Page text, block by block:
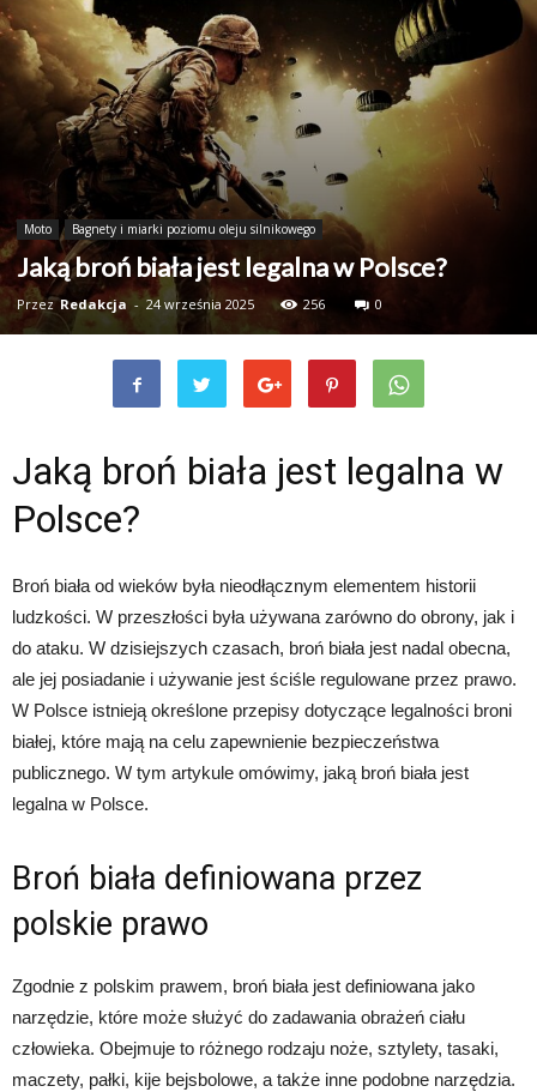
Moto Bagnety i miarki poziomu oleju silnikowego
Jaką broń biała jest legalna w Polsce?
Przez Redakcja - 24 września 2025 256 0
Jaką broń biała jest legalna w
Polsce?
Broń biała od wieków była nieodłącznym elementem historii
ludzkości. W przeszłości była używana zarówno do obrony, jak i
do ataku. W dzisiejszych czasach, broń biała jest nadal obecna,
ale jej posiadanie i używanie jest ściśle regulowane przez prawo.
W Polsce istnieją określone przepisy dotyczące legalności broni
białej, które mają na celu zapewnienie bezpieczeństwa
publicznego. W tym artykule omówimy, jaką broń biała jest
legalna w Polsce.
Broń biała definiowana przez
polskie prawo
Zgodnie z polskim prawem, broń biała jest definiowana jako
narzędzie, które może służyć do zadawania obrażeń ciału
człowieka. Obejmuje to różnego rodzaju noże, sztylety, tasaki,
maczety, pałki, kije bejsbolowe, a także inne podobne narzędzia.